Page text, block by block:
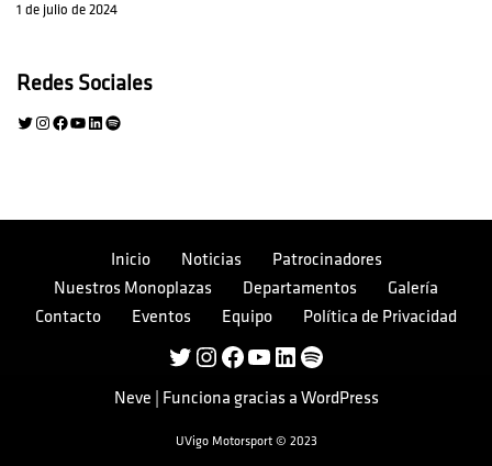
1 de julio de 2024
Redes Sociales
Inicio Noticias
Patrocinadores
Nuestros Monoplazas
Departamentos
Galería
Contacto
Eventos Equipo Política de Privacidad
Neve | Funciona gracias a WordPress
UVigo Motorsport © 2023